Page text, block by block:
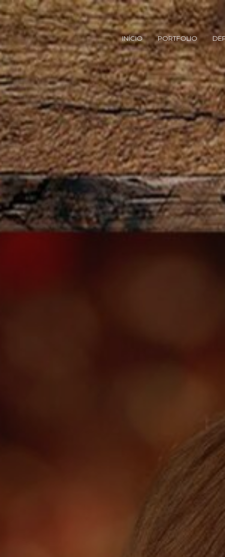
INÍCIO PORTFOLIO